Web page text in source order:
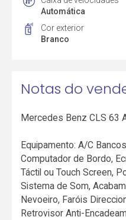
Automática
Cor exterior
Branco
Notas do
Mercedes Benz CLS 63
Equipamento: A/C
Computador de Bordo,
Táctil ou Touch Screen,
Sistema de Som,
Nevoeiro, Faróis
Retrovisor Anti-